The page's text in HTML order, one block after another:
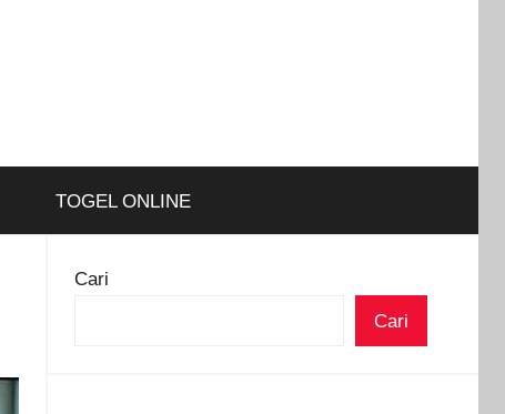
TOGEL ONLINE
Cari
Cari